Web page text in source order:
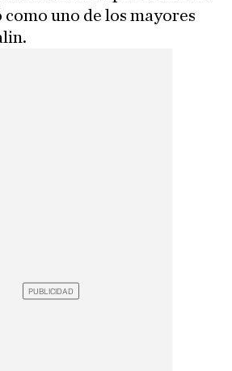
como uno de los mayores